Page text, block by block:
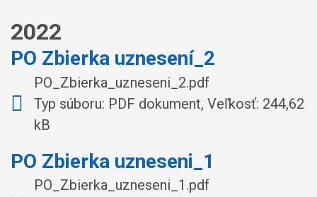
2022
PO Zbierka uznesení_2
PO_Zbierka_uzneseni_2.pdf
Typ súboru: PDF dokument, Veľkosť: 244,62
kB
PO Zbierka uzneseni_1
PO_Zbierka_uzneseni_1.pdf